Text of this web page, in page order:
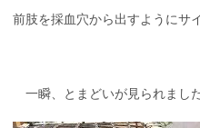
前肢を採血穴から出すようにサ
一瞬、とまどいが見られまし